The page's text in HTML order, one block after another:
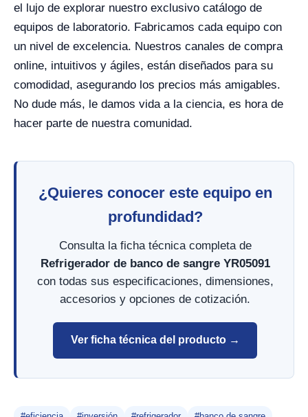
el lujo de explorar nuestro exclusivo catálogo de
equipos de laboratorio. Fabricamos cada equipo con
un nivel de excelencia. Nuestros canales de compra
online, intuitivos y ágiles, están diseñados para su
comodidad, asegurando los precios más amigables.
No dude más, le damos vida a la ciencia, es hora de
hacer parte de nuestra comunidad.
¿Quieres conocer este equipo en
profundidad?
Consulta la ficha técnica completa de
Refrigerador de banco de sangre YR05091
con todas sus especificaciones, dimensiones,
accesorios y opciones de cotización.
Ver ficha técnica del producto →